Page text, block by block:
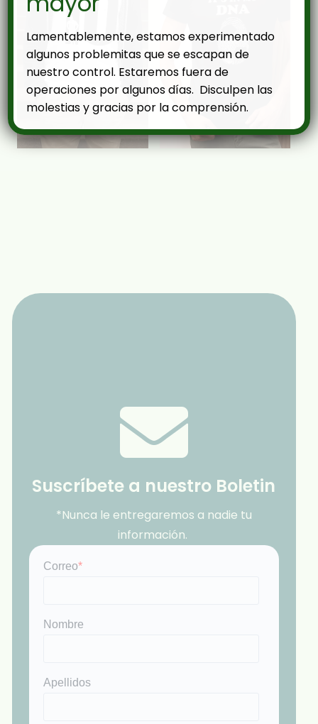
Suscríbete a nuestro Boletin
*Nunca le entregaremos a nadie tu
información.
Lamentablemente, estamos experimentado
algunos problemitas que se escapan de
nuestro control. Estaremos fuera de
operaciones por algunos días. Disculpen las
molestias y gracias por la comprensión.